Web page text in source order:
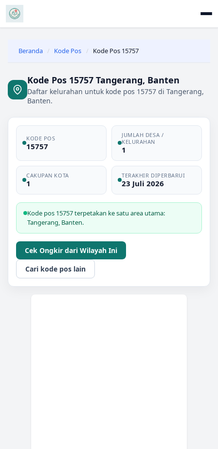
Beranda / Kode Pos / Kode Pos 15757
Kode Pos 15757 Tangerang, Banten
Daftar kelurahan untuk kode pos 15757 di Tangerang,
Banten.
KODE POS
15757
JUMLAH DESA /
KELURAHAN
1
CAKUPAN KOTA
1
TERAKHIR DIPERBARUI
23 Juli 2026
Kode pos 15757 terpetakan ke satu area utama:
Tangerang, Banten.
Cek Ongkir dari Wilayah Ini
Cari kode pos lain